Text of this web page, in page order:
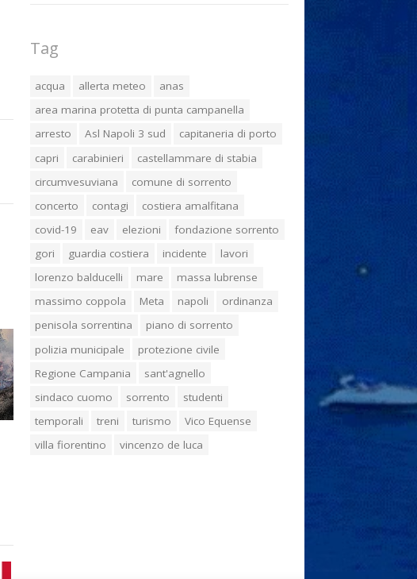
Tag
acqua allerta meteo
anas
area marina protetta di punta campanella
arresto
Asl Napoli 3 sud
capitaneria di porto
capri
carabinieri
castellammare di stabia
circumvesuviana
comune di sorrento
concerto
contagi
costiera amalfitana
covid-19
eav elezioni
fondazione sorrento
gori
guardia costiera incidente
lavori
lorenzo balducelli
mare
massa lubrense
massimo coppola
Meta napoli
ordinanza
penisola sorrentina
piano di sorrento
polizia municipale
protezione civile
Regione Campania
sant'agnello
sindaco cuomo
sorrento
studenti
temporali
treni turismo
Vico Equense
villa fiorentino
vincenzo de luca